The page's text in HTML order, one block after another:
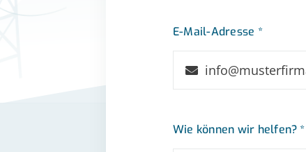
E-Mail-Adresse *
Wie können wir helfen? *